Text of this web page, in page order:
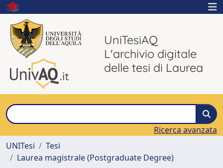
UniTesiAQ
L'archivio digitale
delle tesi di Laurea
Ricerca avanzata
UNITesi
Tesi
Laurea magistrale (Postgraduate Degree)